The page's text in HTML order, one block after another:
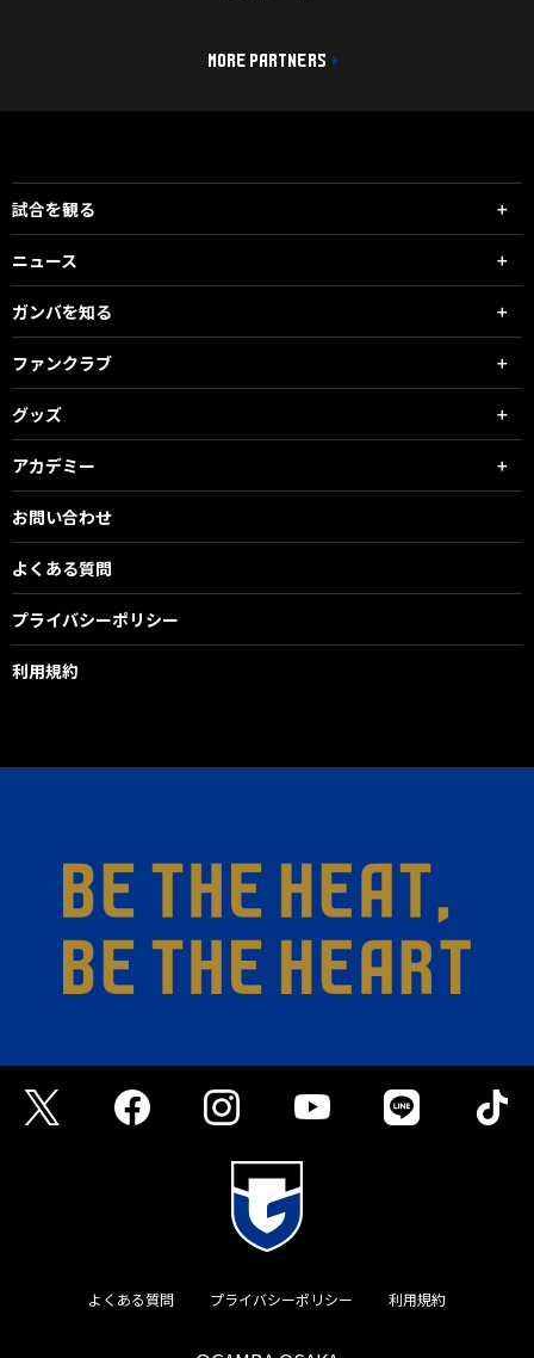
MORE PARTNERS
試合を観る
ニュース
ガンバを知る
ファンクラブ
グッズ
アカデミー
お問い合わせ
よくある質問
プライバシーポリシー
利用規約
よくある質問 プライバシーポリシー 利用規約